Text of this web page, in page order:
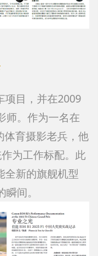
项目，并在2009
师。作为一名在
体育摄影老兵，他
为工作标配。此
全新的旗舰机型
间。